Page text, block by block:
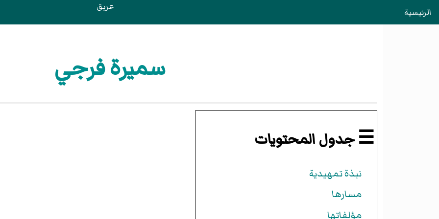
الرئيسية عريق
سميرة فرجي
☰ جدول المحتويات
نبذة تمهيدية
مسارها
مؤلفاتها